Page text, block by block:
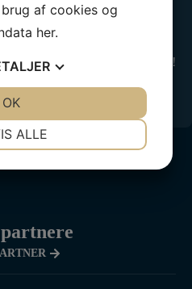
er åben
Duelighedsbevis åben!
af cookies og
her.
ALLE
OK